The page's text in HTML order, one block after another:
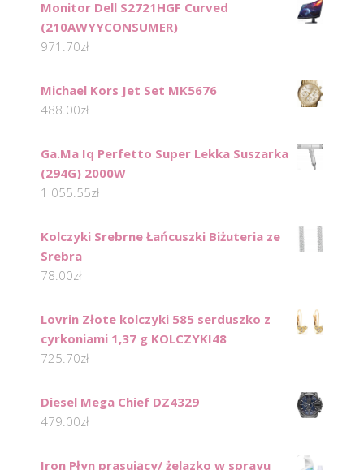
Monitor Dell S2721HGF Curved
(210AWYYCONSUMER)
971.70zł
Michael Kors Jet Set MK5676
488.00zł
Ga.Ma Iq Perfetto Super Lekka Suszarka
(294G) 2000W
1 055.55zł
Kolczyki Srebrne Łańcuszki Biżuteria ze
Srebra
78.00zł
Lovrin Złote kolczyki 585 serduszko z
cyrkoniami 1,37 g KOLCZYKI48
725.70zł
Diesel Mega Chief DZ4329
479.00zł
Iron Płyn prasujący/ żelazko w sprayu